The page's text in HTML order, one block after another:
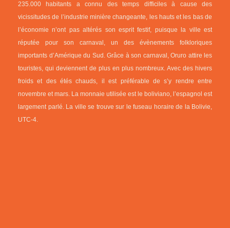
235.000 habitants a connu des temps difficiles à cause des
vicissitudes de l’industrie minière changeante, les hauts et les bas de
l’économie n’ont pas altérés son esprit festif, puisque la ville est
réputée pour son carnaval, un des évènements folkloriques
importants d’Amérique du Sud. Grâce à son carnaval, Oruro attire les
touristes, qui deviennent de plus en plus nombreux. Avec des hivers
froids et des étés chauds, il est préférable de s’y rendre entre
novembre et mars. La monnaie utilisée est le boliviano, l’espagnol est
largement parlé. La ville se trouve sur le fuseau horaire de la Bolivie,
UTC-4.